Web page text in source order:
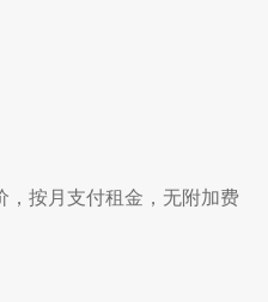
，按月支付租金，无附加费